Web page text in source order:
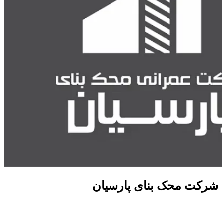
شرکت محک بنای پارسیان